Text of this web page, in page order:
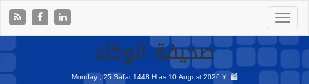
صحيفة الوكاد
Monday , 25 Safar 1448 H as10 August 2026 Y